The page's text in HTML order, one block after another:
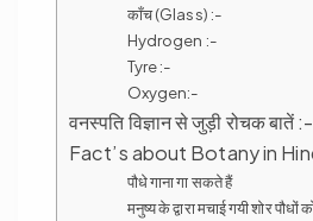
काँच (Glass) :-
Hydrogen :-
Tyre :-
Oxygen:-
वनस्पति विज्ञान से जुड़ी रोचक
Fact’s about Botany in
पौधे गाना गा सकते हैं
मनुष्य के द्वारा मचाई गयी शोर